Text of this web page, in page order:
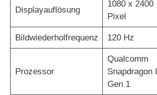
Displayauflösung
1080 x 2400
Pixel
Bildwiederholfrequenz 120 Hz
Prozessor
Qualcomm
Snapdragon
Gen 1